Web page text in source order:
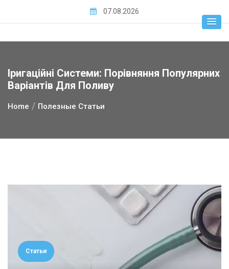
07.08.2026
Іригаційні Системи: Порівняння Популярних
Варіантів Для Поливу
Home Полезные Статьи
Статьи